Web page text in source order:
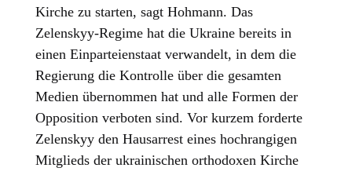
Kirche zu starten, sagt Hohmann. Das
Zelenskyy-Regime hat die Ukraine bereits in
einen Einparteienstaat verwandelt, in dem die
Regierung die Kontrolle über die gesamten
Medien übernommen hat und alle Formen der
Opposition verboten sind. Vor kurzem forderte
Zelenskyy den Hausarrest eines hochrangigen
Mitglieds der ukrainischen orthodoxen Kirche